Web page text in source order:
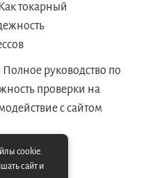
Как токарный
Полное руководство по
проверки на
с сайтом
cookie.
сайт и